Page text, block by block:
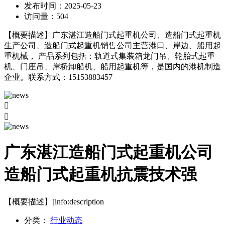
发布时间： 2025-05-23
访问量： 504
【概要描述】
广东湛江造船门式起重机公司、造船门式起重机
生产公司、造船门式起重机销售公司主营港口、岸边、船用起
重机械， 产品系列包括：轨道式集装箱龙门吊、轮胎式起重
机、门座吊、岸桥卸船机、船用起重机等，是国内的港机制造
企业。联系方式：15153883457


广东湛江造船门式起重机公司
造船门式起重机抗震技术强
【概要描述】 [info:description
分类：
行业动态